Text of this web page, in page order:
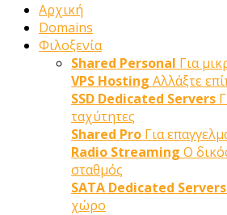
Αρχική
Domains
Φιλοξενία
Shared Personal Για
VPS Hosting Αλλάξτε
SSD Dedicated Servers
ταχύτητες
Shared Pro Για
Radio Streaming Ο
σταθμός
SATA Dedicated Servers
χώρο